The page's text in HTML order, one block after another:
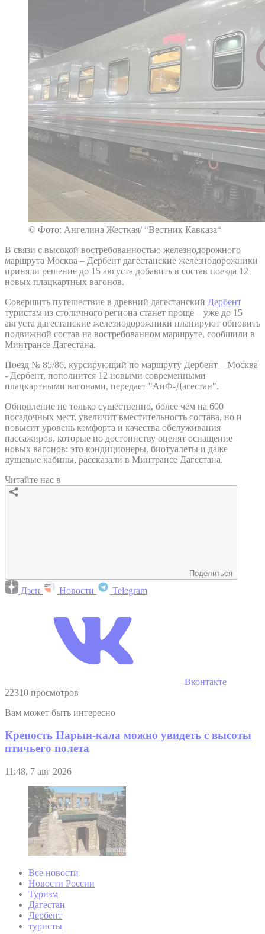
© Фото: Ангелина Жесткая/ “Вестник Кавказа“
В связи с высокой востребованностью железнодорожного
маршрута Москва – Дербент дагестанские железнодорожники
приняли решение до 15 августа добавить в состав поезда 12
новых плацкартных вагонов.
Совершить путешествие в древний дагестанский Дербент
туристам из столичного региона станет проще – уже до 15
августа дагестанские железнодорожники планируют обновить
подвижной состав на востребованном маршруте, сообщили в
Минтрансе Дагестана.
Поезд № 85/86, курсирующий по маршруту Дербент – Москва
- Дербент, пополнится 12 новыми современными
плацкартными вагонами, передает "АиФ-Дагестан".
Обновление не только существенно, более чем на 600
посадочных мест, увеличит вместительность состава, но и
повысит уровень комфорта и качества обслуживания
пассажиров, которые по достоинству оценят оснащение
новых вагонов: это кондиционеры, биотуалеты и даже
душевые кабины, рассказали в Минтрансе Дагестана.
Читайте нас в
Поделиться
Дзен Новости Telegram
Вконтакте
22310 просмотров
Вам может быть интересно
Крепость Нарын-кала можно увидеть с высоты
птичьего полета
11:48, 7 авг 2026
Все новости
Новости России
Туризм
Дагестан
Дербент
туристы